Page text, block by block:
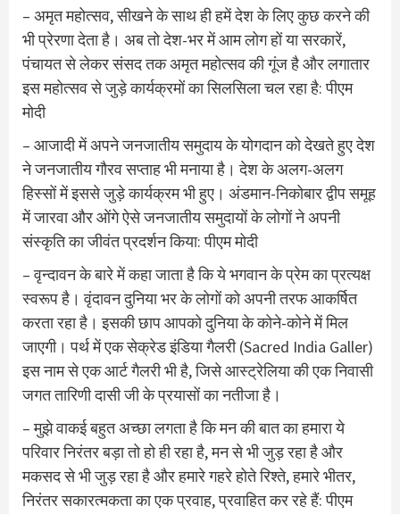
– अमृत महोत्सव, सीखने के साथ ही हमें देश के लिए कुछ करने की
भी प्रेरणा देता है। अब तो देश-भर में आम लोग हों या सरकारें,
पंचायत से लेकर संसद तक अमृत महोत्सव की गूंज है और लगातार
इस महोत्सव से जुड़े कार्यक्रमों का सिलसिला चल रहा है: पीएम
मोदी
– आजादी में अपने जनजातीय समुदाय के योगदान को देखते हुए देश
ने जनजातीय गौरव सप्ताह भी मनाया है। देश के अलग-अलग
हिस्सों में इससे जुड़े कार्यक्रम भी हुए। अंडमान-निकोबार द्वीप समूह
में जारवा और ओंगे ऐसे जनजातीय समुदायों के लोगों ने अपनी
संस्कृति का जीवंत प्रदर्शन किया: पीएम मोदी
– वृन्दावन के बारे में कहा जाता है कि ये भगवान के प्रेम का प्रत्यक्ष
स्वरूप है। वृंदावन दुनिया भर के लोगों को अपनी तरफ आकर्षित
करता रहा है। इसकी छाप आपको दुनिया के कोने-कोने में मिल
जाएगी। पर्थ में एक सेक्रेड इंडिया गैलरी (Sacred India Galler)
इस नाम से एक आर्ट गैलरी भी है, जिसे आस्ट्रेलिया की एक निवासी
जगत तारिणी दासी जी के प्रयासों का नतीजा है।
– मुझे वाकई बहुत अच्छा लगता है कि मन की बात का हमारा ये
परिवार निरंतर बड़ा तो हो ही रहा है, मन से भी जुड़ रहा है और
मकसद से भी जुड़ रहा है और हमारे गहरे होते रिश्ते, हमारे भीतर,
निरंतर सकारत्मकता का एक प्रवाह, प्रवाहित कर रहे हैं: पीएम